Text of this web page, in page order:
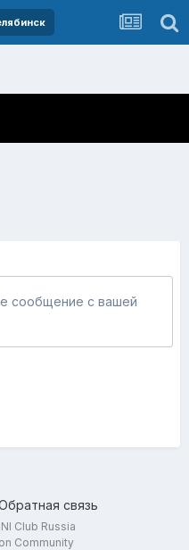
сообщение с вашей
связь
Club Russia
Community